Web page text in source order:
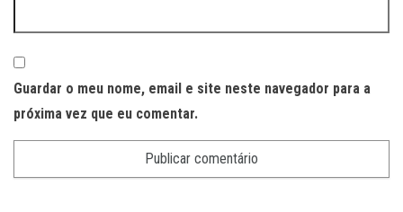
Guardar o meu nome, email e site neste navegador para a
próxima vez que eu comentar.